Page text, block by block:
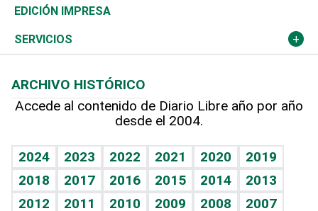
Caribe
Resto del mundo
Global y variable
Economía personal
Novedades
Podcast Arte Libre
Hablando con el pediatra
Vida y familia
Eñe
Celebrando la vida
Olimpismo
Más deportes
Línea de hit
TBT Deportivo
Noticiero Poteleche
Columnistas
Más firmas
Martes de tecnología
Cambio climático
Deportes
Opinión
Hecho en casa
Guía del dinero
EDICIÓN IMPRESA
SERVICIOS
Cumpleaños
Horóscopos
Crucigramas
ARCHIVO HISTÓRICO
Accede al contenido de Diario Libre año por año
desde el 2004.
2024 2023 2022 2021 2020
2019
2018
2017 2016 2015 2014
2013
2012
2011 2010 2009 2008
2007